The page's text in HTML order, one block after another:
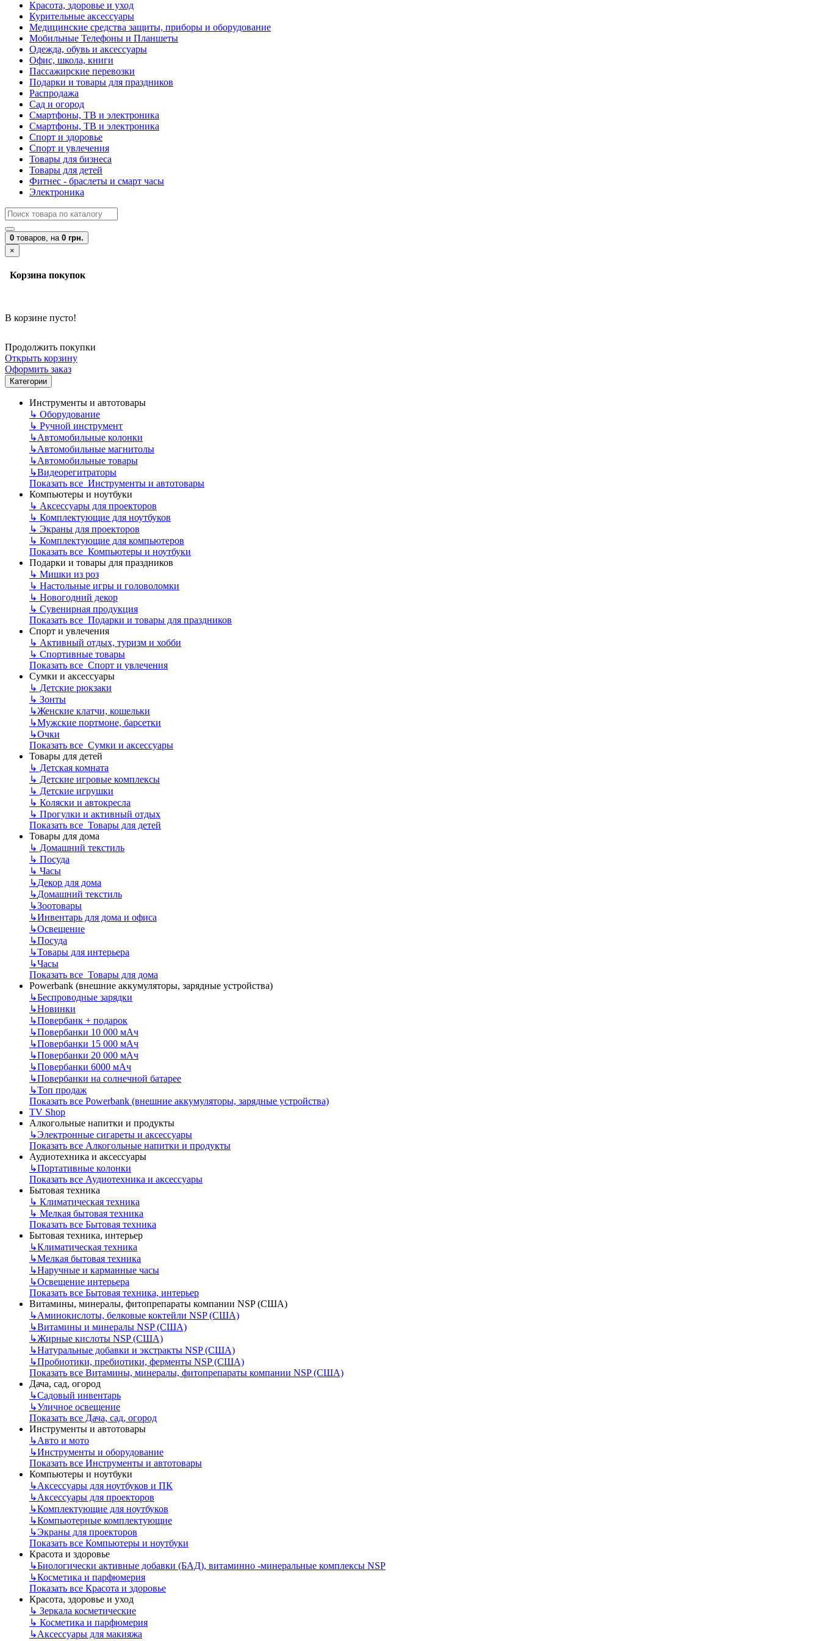
Красота, здоровье и уход
Курительные аксессуары
Медицинские средства защиты, приборы и оборудование
Мобильные Телефоны и Планшеты
Одежда, обувь и аксессуары
Офис, школа, книги
Пассажирские перевозки
Подарки и товары для праздников
Распродажа
Сад и огород
Смартфоны, ТВ и электроника
Смартфоны, ТВ и электроника
Спорт и здоровье
Спорт и увлечения
Товары для бизнеса
Товары для детей
Фитнес - браслеты и смарт часы
Электроника
0 товаров, на 0 грн.
×
Корзина покупок
В корзине пусто!
Продолжить покупки
Открыть корзину
Оформить заказ
Категории
Инструменты и автотовары
↳ Оборудование
↳ Ручной инструмент
↳Автомобильные колонки
↳Автомобильные магнитолы
↳Автомобильные товары
↳Видеорегитраторы
Показать все Инструменты и автотовары
Компьютеры и ноутбуки
↳ Аксессуары для проекторов
↳ Комплектующие для ноутбуков
↳ Экраны для проекторов
↳ Комплектующие для компьютеров
Показать все Компьютеры и ноутбуки
Подарки и товары для праздников
↳ Мишки из роз
↳ Настольные игры и головоломки
↳ Новогодний декор
↳ Сувенирная продукция
Показать все Подарки и товары для праздников
Спорт и увлечения
↳ Активный отдых, туризм и хобби
↳ Спортивные товары
Показать все Спорт и увлечения
Сумки и аксессуары
↳ Детские рюкзаки
↳ Зонты
↳Женские клатчи, кошельки
↳Мужские портмоне, барсетки
↳Очки
Показать все Сумки и аксессуары
Товары для детей
↳ Детская комната
↳ Детские игровые комплексы
↳ Детские игрушки
↳ Коляски и автокресла
↳ Прогулки и активный отдых
Показать все Товары для детей
Товары для дома
↳ Домашний текстиль
↳ Посуда
↳ Часы
↳Декор для дома
↳Домашний текстиль
↳Зоотовары
↳Инвентарь для дома и офиса
↳Освещение
↳Посуда
↳Товары для интерьера
↳Часы
Показать все Товары для дома
Powerbank (внешние аккумуляторы, зарядные устройства)
↳Беспроводные зарядки
↳Новинки
↳Повербанк + подарок
↳Повербанки 10 000 мАч
↳Повербанки 15 000 мАч
↳Повербанки 20 000 мАч
↳Повербанки 6000 мАч
↳Повербанки на солнечной батарее
↳Топ продаж
Показать все Powerbank (внешние аккумуляторы, зарядные устройства)
TV Shop
Алкогольные напитки и продукты
↳Электронные сигареты и аксессуары
Показать все Алкогольные напитки и продукты
Аудиотехника и аксессуары
↳Портативные колонки
Показать все Аудиотехника и аксессуары
Бытовая техника
↳ Климатическая техника
↳ Мелкая бытовая техника
Показать все Бытовая техника
Бытовая техника, интерьер
↳Климатическая техника
↳Мелкая бытовая техника
↳Наручные и карманные часы
↳Освещение интерьера
Показать все Бытовая техника, интерьер
Витамины, минералы, фитопрепараты компании NSP (США)
↳Аминокислоты, белковые коктейли NSP (США)
↳Витамины и минералы NSP (США)
↳Жирные кислоты NSP (США)
↳Натуральные добавки и экстракты NSP (США)
↳Пробиотики, пребиотики, ферменты NSP (США)
Показать все Витамины, минералы, фитопрепараты компании NSP (США)
Дача, сад, огород
↳Садовый инвентарь
↳Уличное освещение
Показать все Дача, сад, огород
Инструменты и автотовары
↳Авто и мото
↳Инструменты и оборудование
Показать все Инструменты и автотовары
Компьютеры и ноутбуки
↳Аксессуары для ноутбуков и ПК
↳Аксессуары для проекторов
↳Комплектующие для ноутбуков
↳Компьютерные комплектующие
↳Экраны для проекторов
Показать все Компьютеры и ноутбуки
Красота и здоровье
↳Биологически активные добавки (БАД), витаминно -минеральные комплексы NSP
↳Косметика и парфюмерия
Показать все Красота и здоровье
Красота, здоровье и уход
↳ Зеркала косметические
↳ Косметика и парфюмерия
↳Аксессуары для макияжа